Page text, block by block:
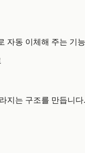
자동 이체해 주는 기
지는 구조를 만듭니